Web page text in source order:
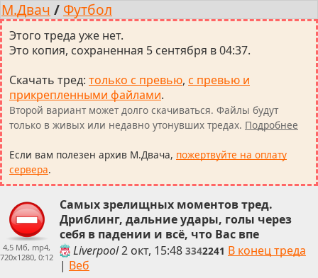
М.Двач / Футбол
Этого треда уже нет.
Это копия, сохраненная 5 сентября в 04:37.
Скачать тред: только с превью, с превью и
прикрепленными файлами.
Второй вариант может долго скачиваться. Файлы будут
только в живых или недавно утонувших тредах. Подробнее
Если вам полезен архив М.Двача, пожертвуйте на оплату
сервера.
4,5 Мб, mp4,
720x1280, 0:12
Самых зрелищных моментов тред.
Дриблинг, дальние удары, голы через
себя в падении и всё, что Вас впе
Liverpool2 окт, 15:48 3342241 В конец треда
| Веб